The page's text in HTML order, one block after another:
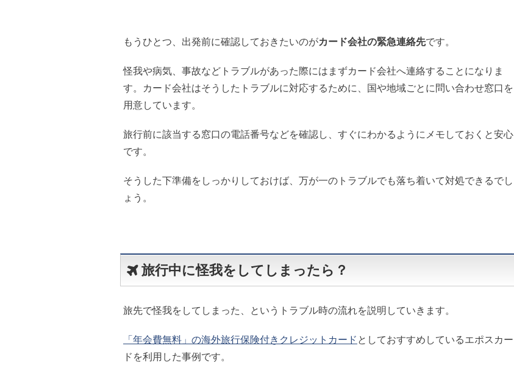
もうひとつ、出発前に確認しておきたいのがカード会社の緊急連絡先です。
怪我や病気、事故などトラブルがあった際にはまずカード会社へ連絡することになりま
す。カード会社はそうしたトラブルに対応するために、国や地域ごとに問い合わせ窓口を
用意しています。
旅行前に該当する窓口の電話番号などを確認し、すぐにわかるようにメモしておくと安心
です。
そうした下準備をしっかりしておけば、万が一のトラブルでも落ち着いて対処できるでし
ょう。
旅行中に怪我をしてしまったら？
旅先で怪我をしてしまった、というトラブル時の流れを説明していきます。
「年会費無料」の海外旅行保険付きクレジットカード としておすすめしているエポスカー
ドを利用した事例です。